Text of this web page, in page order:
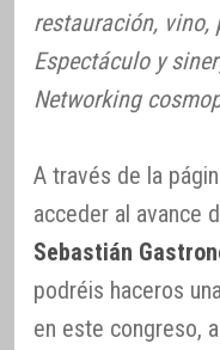
restauración, vino,
Espectáculo y
Networking
A través de la
acceder al avance
Sebastián
podréis haceros
en este congreso,